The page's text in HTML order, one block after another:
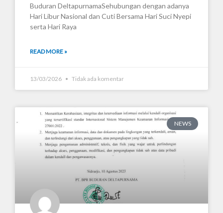
Buduran DeltapurnamaSehubungan dengan adanya
Hari Libur Nasional dan Cuti Bersama Hari Suci Nyepi
serta Hari Raya
READ MORE »
13/03/2026 Tidak ada komentar
NEWS